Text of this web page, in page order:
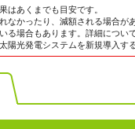
はあくまでも目安です。
なかったり、減額される場合が
る場合もあります。詳細につい
陽光発電システムを新規導入す